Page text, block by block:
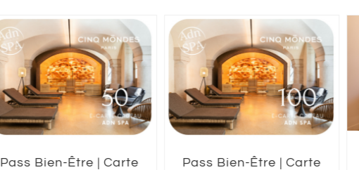
Pass Bien-Être | Carte
Pass Bien-Être | Carte